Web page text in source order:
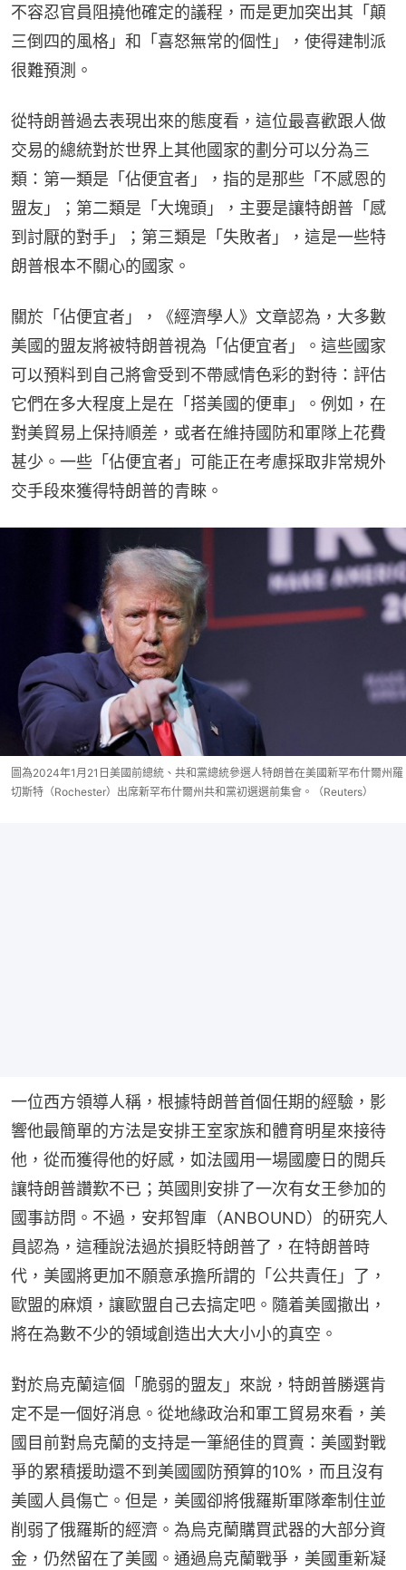
不容忍官員阻撓他確定的議程，而是更加突出其「顛
三倒四的風格」和「喜怒無常的個性」，使得建制派
很難預測。
從特朗普過去表現出來的態度看，這位最喜歡跟人做
交易的總統對於世界上其他國家的劃分可以分為三
類：第一類是「佔便宜者」，指的是那些「不感恩的
盟友」；第二類是「大塊頭」，主要是讓特朗普「感
到討厭的對手」；第三類是「失敗者」，這是一些特
朗普根本不關心的國家。
關於「佔便宜者」，《經濟學人》文章認為，大多數
美國的盟友將被特朗普視為「佔便宜者」。這些國家
可以預料到自己將會受到不帶感情色彩的對待：評估
它們在多大程度上是在「搭美國的便車」。例如，在
對美貿易上保持順差，或者在維持國防和軍隊上花費
甚少。一些「佔便宜者」可能正在考慮採取非常規外
交手段來獲得特朗普的青睞。
圖為2024年1月21日美國前總統、共和黨總統參選人特朗普在美國新罕布什爾州羅
切斯特（Rochester）出席新罕布什爾州共和黨初選選前集會。（Reuters）
一位西方領導人稱，根據特朗普首個任期的經驗，影
響他最簡單的方法是安排王室家族和體育明星來接待
他，從而獲得他的好感，如法國用一場國慶日的閲兵
讓特朗普讚歎不已；英國則安排了一次有女王參加的
國事訪問。不過，安邦智庫（ANBOUND）的研究人
員認為，這種說法過於損貶特朗普了，在特朗普時
代，美國將更加不願意承擔所謂的「公共責任」了，
歐盟的麻煩，讓歐盟自己去搞定吧。隨着美國撤出，
將在為數不少的領域創造出大大小小的真空。
對於烏克蘭這個「脆弱的盟友」來說，特朗普勝選肯
定不是一個好消息。從地緣政治和軍工貿易來看，美
國目前對烏克蘭的支持是一筆絕佳的買賣：美國對戰
爭的累積援助還不到美國國防預算的10%，而且沒有
美國人員傷亡。但是，美國卻將俄羅斯軍隊牽制住並
削弱了俄羅斯的經濟。為烏克蘭購買武器的大部分資
金，仍然留在了美國。通過烏克蘭戰爭，美國重新凝